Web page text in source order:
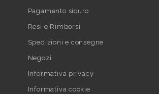
Pagamento sicuro
Resi e Rimborsi
Spedizioni e consegne
Negozi
Informativa privacy
Informativa cookie